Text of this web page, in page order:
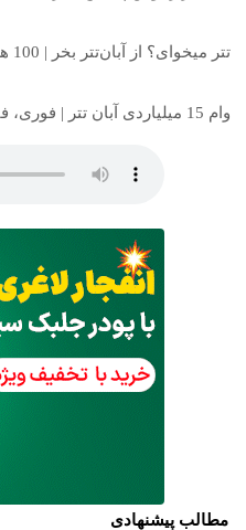
تتر میخوای؟ از آبان‌تتر بخر | 100 هزار تومان هم جایزه بگیر
وام 15 میلیاردی آبان تتر | فوری، فقط با احراز هویت
مطالب پیشنهادی